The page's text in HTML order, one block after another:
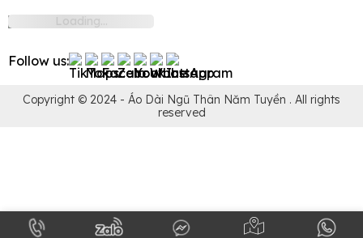
Follow us:
Copyright © 2024 - Áo Dài Ngũ Thân Năm Tuyền . All rights
reserved